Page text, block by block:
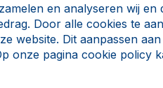
en analyseren wij
Door alle cookies te
website. Dit aanpassen
onze pagina cookie policy